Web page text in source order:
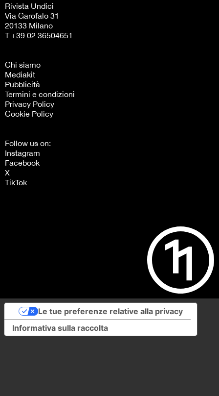
Rivista Undici
Via Garofalo 31
20133 Milano
T +39 02 36504651
Chi siamo
Mediakit
Pubblicità
Termini e condizioni
Privacy Policy
Cookie Policy
Follow us on:
Instagram
Facebook
X
TikTok
Informativa sulla raccolta
Le tue preferenze relative alla privacy